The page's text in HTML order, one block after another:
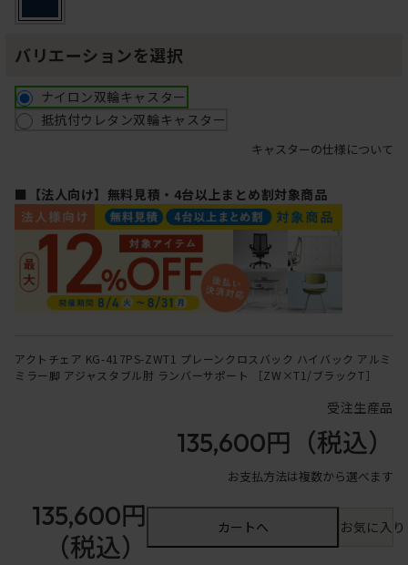
バリエーションを選択
ナイロン双輪キャスター
抵抗付ウレタン双輪キャスター
キャスターの仕様について
■【法人向け】無料見積・4台以上まとめ割対象商品
アクトチェア KG-417PS-ZWT1 プレーンクロスバック ハイバック アルミ
ミラー脚 アジャスタブル肘 ランバーサポート ［ZW×T1/ブラックT］
受注生産品
135,600円 （税込）
お支払方法は複数から選べます
135,600円
（税込）
カートへ お気に入